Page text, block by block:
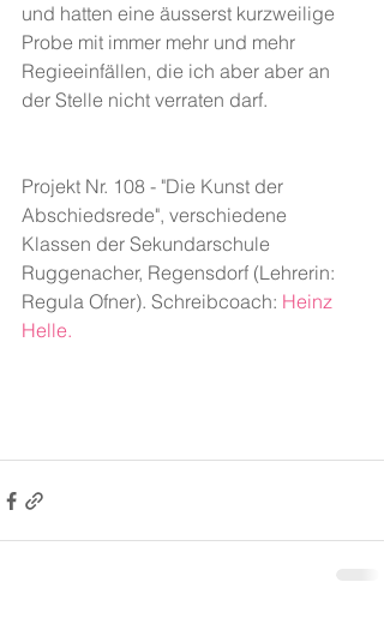
und hatten eine äusserst kurzweilige
Probe mit immer mehr und mehr
Regieeinfällen, die ich aber aber an
der Stelle nicht verraten darf.
Projekt Nr. 108 - "Die Kunst der
Abschiedsrede", verschiedene
Klassen der Sekundarschule
Ruggenacher, Regensdorf (Lehrerin:
Regula Ofner). Schreibcoach: Heinz
Helle.